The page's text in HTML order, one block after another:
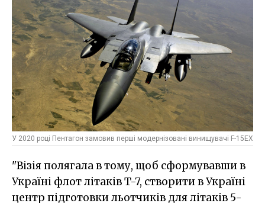
У 2020 році Пентагон замовив перші модернізовані винищувачі F-15EX
"Візія полягала в тому, щоб сформувавши в
Україні флот літаків T-7, створити в Україні
центр підготовки льотчиків для літаків 5-